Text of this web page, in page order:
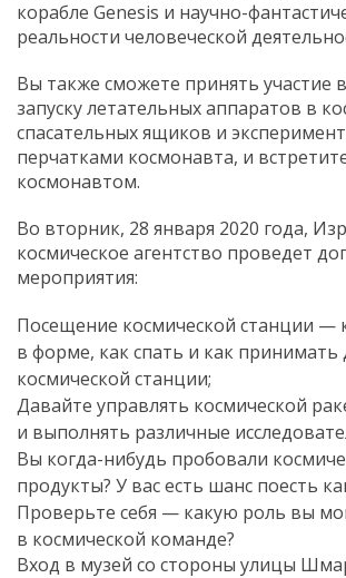
корабле Genesis и научно-
реальности человеческой
Вы также сможете принять участие
запуску летательных аппаратов в
спасательных ящиков и
перчатками космонавта, и
космонавтом.
Во вторник, 28 января 2020 года,
космическое агентство проведет
мероприятия:
Посещение космической станции —
в форме, как спать и как принимать
космической станции;
Давайте управлять космической
и ​​выполнять различные
Вы когда-нибудь пробовали
продукты? У вас есть шанс поесть
Проверьте себя — какую роль вы
в космической команде?
Вход в музей со стороны улицы